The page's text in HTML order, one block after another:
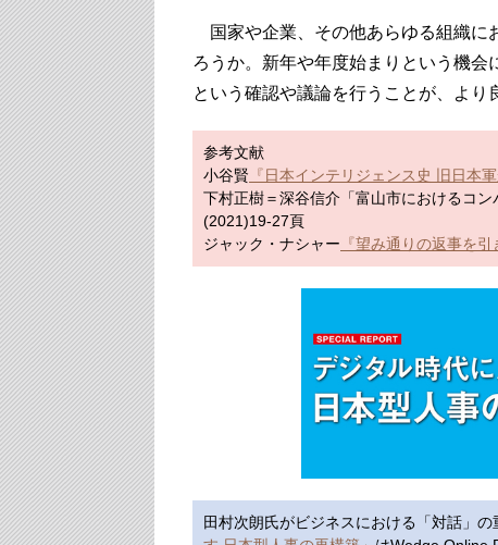
国家や企業、その他あらゆる組織に
ろうか。新年や年度始まりという機会
という確認や議論を行うことが、より
参考文献
小谷賢 『日本インテリジェンス史 旧日本
下村正樹＝深谷信介「富山市におけるコ
(2021)19-27頁
ジャック・ナシャー 『望み通りの返事を
田村次朗氏がビジネスにおける「対話」